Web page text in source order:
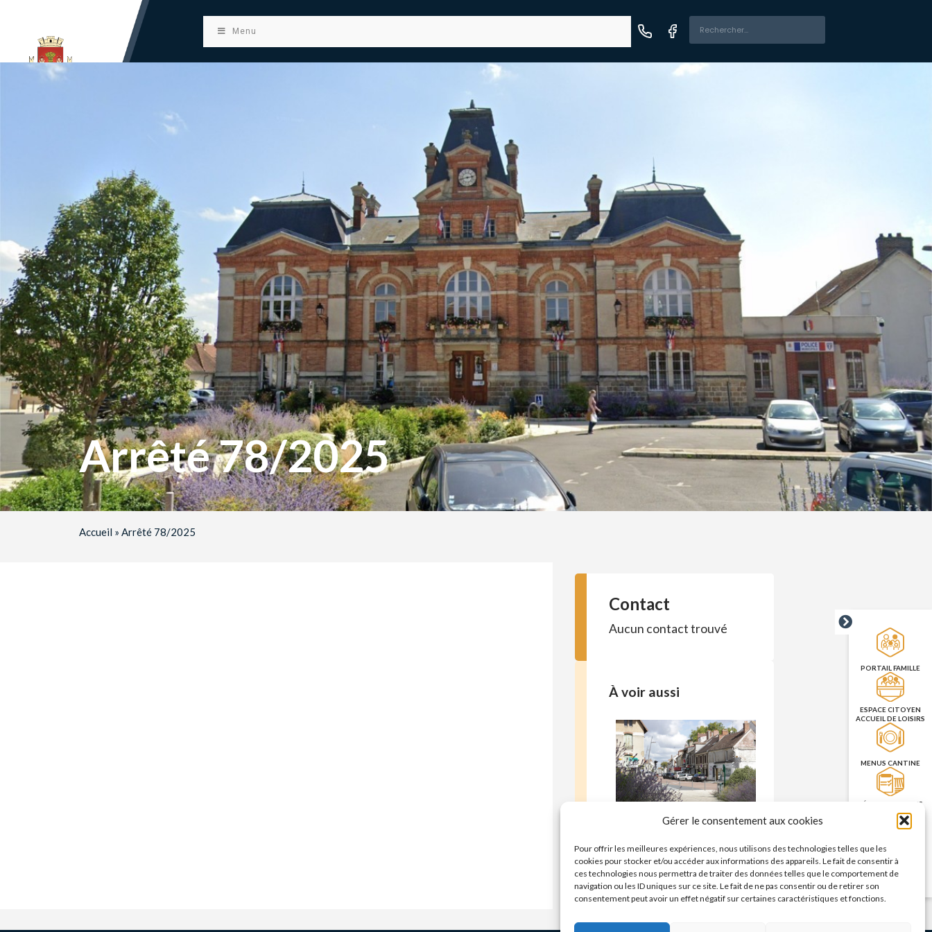
Gérer le consentement aux cookies
Pour offrir les meilleures expériences, nous utilisons des technologies telles que les
cookies pour stocker et/ou accéder aux informations des appareils. Le fait de consentir à
ces technologies nous permettra de traiter des données telles que le comportement de
navigation ou les ID uniques sur ce site. Le fait de ne pas consentir ou de retirer son
consentement peut avoir un effet négatif sur certaines caractéristiques et fonctions.
Menu
PORTAIL FAMILLE
ESPACE CITOYEN
ACCUEIL DE LOISIRS
MENUS CANTINE
RÉSERVATION DES
SALLES
PRISE DE RENDEZ-
CNI/PASSEPORT
Arrêté 78/2025
Accueil »Arrêté 78/2025
Contact
Aucun contact trouvé
À voir aussi
Commerces – enseignes